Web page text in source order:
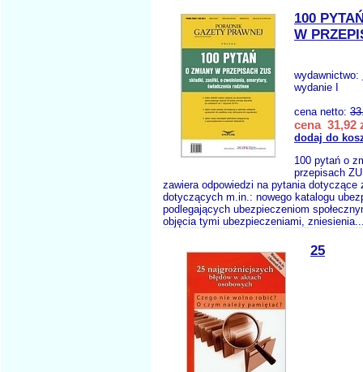
100
W
wydawnictwo:
wydanie I
cena netto:
cena 31,92
dodaj do
100 pytań o
przepisach
zawiera odpowiedzi na pytania dotyczące
dotyczących m.in.: nowego katalogu
podlegających ubezpieczeniom
objęcia tymi ubezpieczeniami,
25